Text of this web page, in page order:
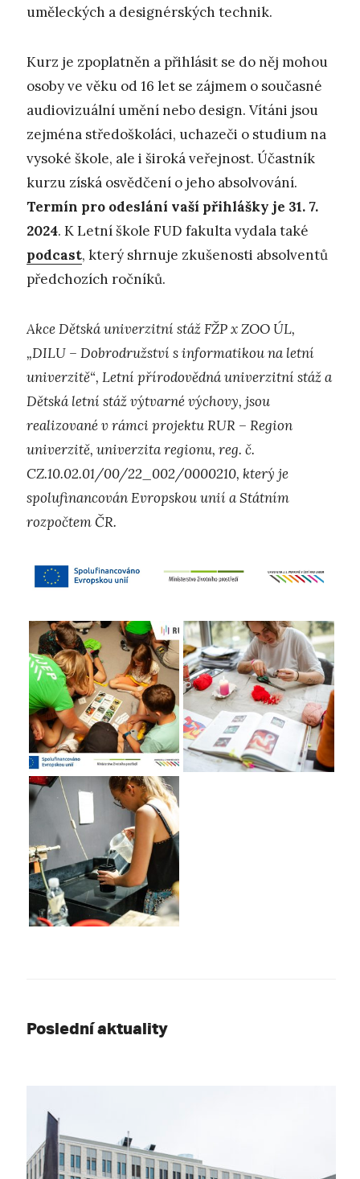
uměleckých a designérských technik.
Kurz je zpoplatněn a přihlásit se do něj mohou
osoby ve věku od 16 let se zájmem o současné
audiovizuální umění nebo design. Vítáni jsou
zejména středoškoláci, uchazeči o studium na
vysoké škole, ale i široká veřejnost. Účastník
kurzu získá osvědčení o jeho absolvování.
Termín pro odeslání vaší přihlášky je 31. 7.
2024. K Letní škole FUD fakulta vydala také
podcast, který shrnuje zkušenosti absolventů
předchozích ročníků.
Akce Dětská univerzitní stáž FŽP x ZOO ÚL,
„DILU – Dobrodružství s informatikou na letní
univerzitě“, Letní přírodovědná univerzitní stáž a
Dětská letní stáž výtvarné výchovy, jsou
realizované v rámci projektu RUR – Region
univerzitě, univerzita regionu, reg. č.
CZ.10.02.01/00/22_002/0000210, který je
spolufinancován Evropskou unií a Státním
rozpočtem ČR.
Poslední aktuality